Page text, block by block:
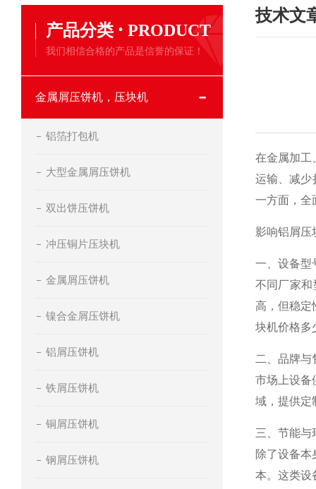
产品分类 · PRODUCT
我们相信合格的产品是信誉的保证！
金属屑压饼机，压块机
铝箔打包机
大型金属屑压饼机
双出饼压饼机
冲压铜片压块机
金属屑压饼机
镍合金屑压饼机
铝屑压饼机
铁屑压饼机
铜屑压饼机
钢屑压饼机
技术文
在金属加工
运输、减少
一方面，全
影响铝屑压
一、设备型
不同厂家
高，但稳定
块机价格多
二、品牌与
市场上设备
域，提供定
三、节能与
除了设备
本。这类设